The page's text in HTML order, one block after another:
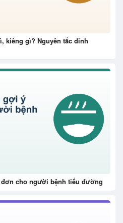
kiêng gì? Nguyên tắc dinh
cho người bệnh tiểu đường